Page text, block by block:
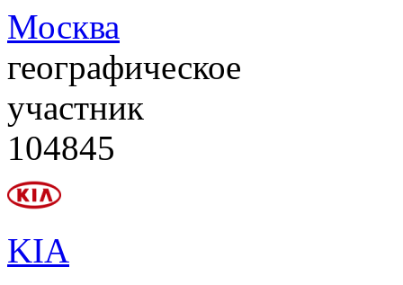
Москва
географическое
участник
104845
KIA